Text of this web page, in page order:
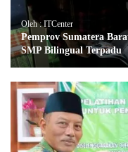
Oleh : ITCenter
Pemprov Sumatera
SMP Bilingual Terpadu